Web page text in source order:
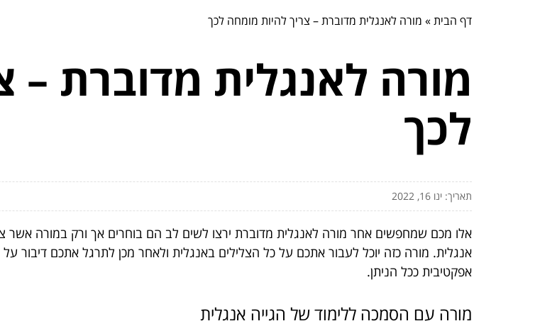
דף הבית» מורה לאנגלית מדוברת – צריך להיות מומחה לכך
מורה לאנגלית מדוברת –
לכך
תאריך: ינו 16, 2022
אלו מכם שמחפשים אחר מורה לאנגלית מדוברת ירצו לשים לב הם בוחרים אך ורק במורה אשר
אנגלית. מורה כזה יוכל לעבור אתכם על כל הצלילים באנגלית ולאחר מכן לתרגל אתכם דיבור
אפקטיבית ככל הניתן.
מורה עם הסמכה ללימוד של הגייה אנגלית